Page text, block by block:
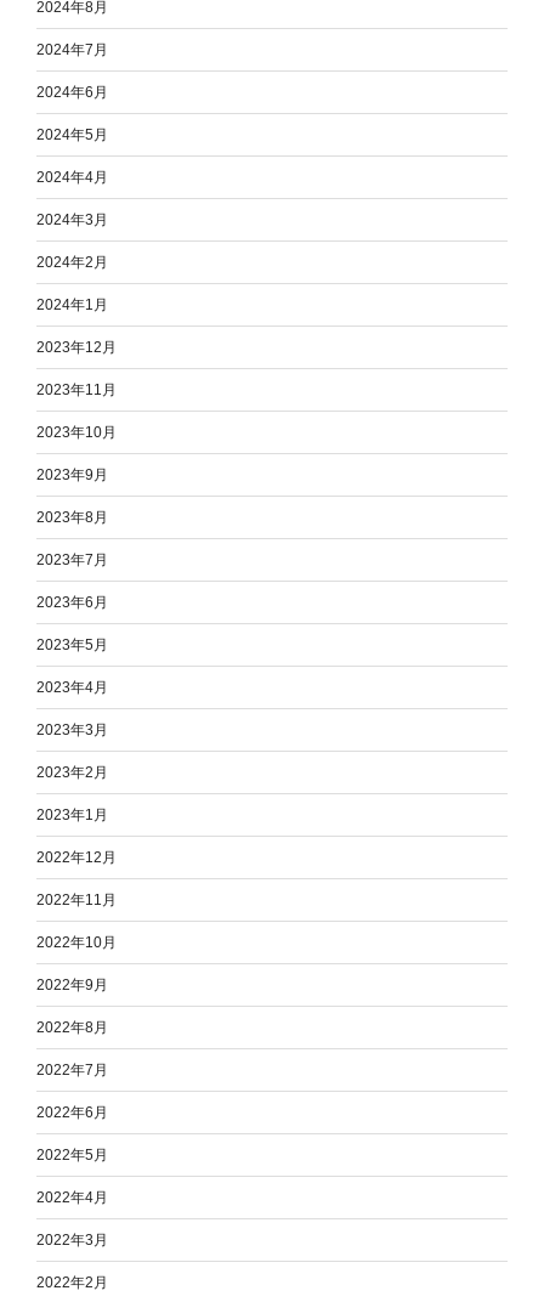
2024年8月
2024年7月
2024年6月
2024年5月
2024年4月
2024年3月
2024年2月
2024年1月
2023年12月
2023年11月
2023年10月
2023年9月
2023年8月
2023年7月
2023年6月
2023年5月
2023年4月
2023年3月
2023年2月
2023年1月
2022年12月
2022年11月
2022年10月
2022年9月
2022年8月
2022年7月
2022年6月
2022年5月
2022年4月
2022年3月
2022年2月